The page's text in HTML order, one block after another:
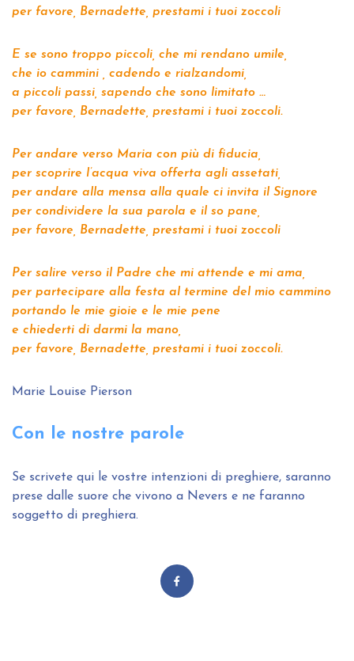
per favore, Bernadette, prestami i tuoi zoccoli
E se sono troppo piccoli, che mi rendano umile,
che io cammini , cadendo e rialzandomi,
a piccoli passi, sapendo che sono limitato …
per favore, Bernadette, prestami i tuoi zoccoli.
Per andare verso Maria con più di fiducia,
per scoprire l’acqua viva offerta agli assetati,
per andare alla mensa alla quale ci invita il Signore
per condividere la sua parola e il so pane,
per favore, Bernadette, prestami i tuoi zoccoli
Per salire verso il Padre che mi attende e mi ama,
per partecipare alla festa al termine del mio cammino
portando le mie gioie e le mie pene
e chiederti di darmi la mano,
per favore, Bernadette, prestami i tuoi zoccoli.
Marie Louise Pierson
Con le nostre parole
Se scrivete qui le vostre intenzioni di preghiere, saranno
prese dalle suore che vivono a Nevers e ne faranno
soggetto di preghiera.